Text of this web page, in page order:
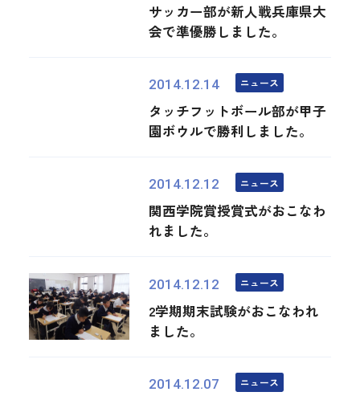
サッカー部が新人戦兵庫県大
会で準優勝しました。
2014.12.14 ニュース
タッチフットボール部が甲子
園ボウルで勝利しました。
2014.12.12 ニュース
関西学院賞授賞式がおこなわ
れました。
2014.12.12 ニュース
2学期期末試験がおこなわれ
ました。
2014.12.07 ニュース